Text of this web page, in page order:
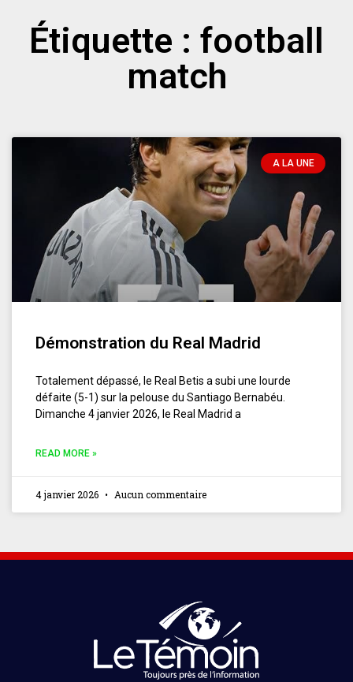
Étiquette : football
match
A LA UNE
Démonstration du Real Madrid
Totalement dépassé, le Real Betis a subi une lourde
défaite (5-1) sur la pelouse du Santiago Bernabéu.
Dimanche 4 janvier 2026, le Real Madrid a
READ MORE »
4 janvier 2026 Aucun commentaire